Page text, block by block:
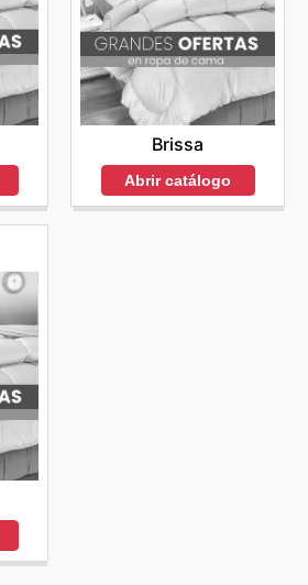
Brissa
Abrir catálogo